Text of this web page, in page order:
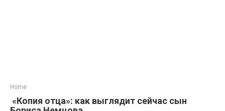
Home
«Копия отца»: как выглядит сейчас сын